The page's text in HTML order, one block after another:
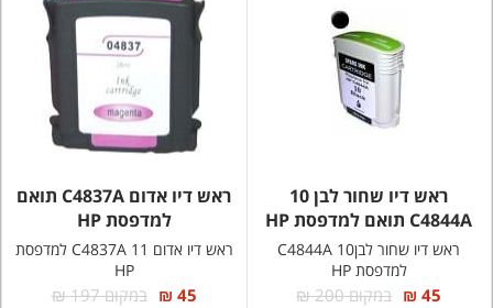
ראש דיו שחור לבן 10
C4844A תואם למדפסת HP
ראש דיו שחור לבן10 C4844A
למדפסת HP
45 ₪ במקום 200 ₪
ראש דיו אדום C4837A תואם
למדפסת HP
ראש דיו אדום 11 C4837A למדפסת
HP
45 ₪ במקום 197 ₪